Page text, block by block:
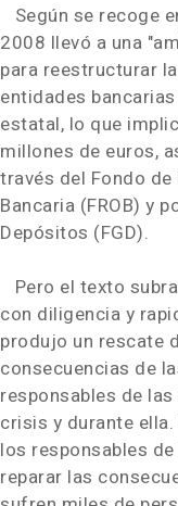
Según se recoge
2008 llevó a una
para reestructurar
entidades
estatal, lo que
millones de euros,
través del Fondo
Bancaria (FROB) y
Depósitos (FGD).
Pero el texto
con diligencia y
produjo un rescate
consecuencias de
responsables de
crisis y durante
los responsables
reparar las